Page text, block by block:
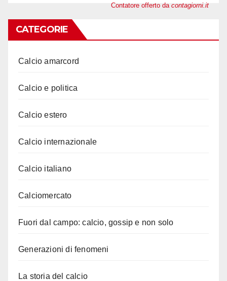
Contatore offerto da contagiorni.it
CATEGORIE
Calcio amarcord
Calcio e politica
Calcio estero
Calcio internazionale
Calcio italiano
Calciomercato
Fuori dal campo: calcio, gossip e non solo
Generazioni di fenomeni
La storia del calcio